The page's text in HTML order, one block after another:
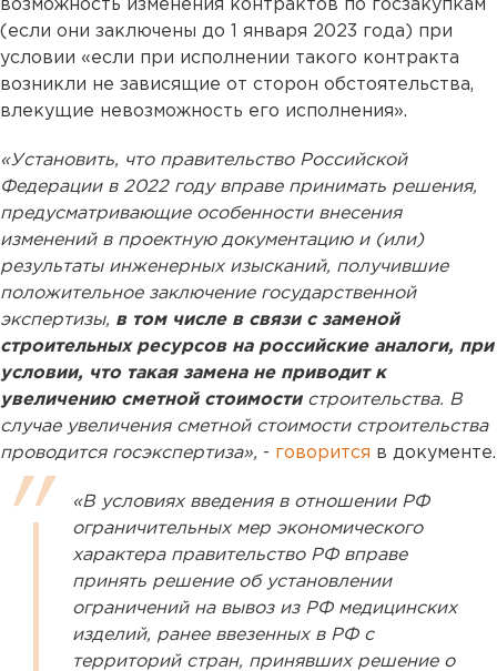
возможность изменения контрактов по госзакупкам
(если они заключены до 1 января 2023 года) при
условии «если при исполнении такого контракта
возникли не зависящие от сторон обстоятельства,
влекущие невозможность его исполнения».
«Установить, что правительство Российской
Федерации в 2022 году вправе принимать решения,
предусматривающие особенности внесения
изменений в проектную документацию и (или)
результаты инженерных изысканий, получившие
положительное заключение государственной
экспертизы, в том числе в связи с заменой
строительных ресурсов на российские аналоги, при
условии, что такая замена не приводит к
увеличению сметной стоимостистроительства. В
случае увеличения сметной стоимости строительства
проводится госэкспертиза», - говорится в документе.
«В условиях введения в отношении РФ
ограничительных мер экономического
характера правительство РФ вправе
принять решение об установлении
ограничений на вывоз из РФ медицинских
изделий, ранее ввезенных в РФ с
территорий стран, принявших решение о